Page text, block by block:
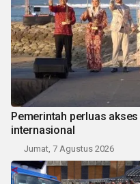
Pemerintah perluas
internasional
Jumat, 7 Agustus 2026